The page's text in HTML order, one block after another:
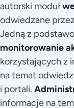
autorski moduł
odwiedzane
Jedną z
monitorowanie
korzystających z
na temat
i portali.
informacje na